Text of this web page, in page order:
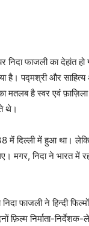
निदा फाजली का देहांत
है। पद्मश्री और
मतलब है स्वर एवं
थे।
में दिल्ली में हुआ था।
मगर, निदा ने भारत
फाजली ने हिन्‍दी
फ़िल्म निर्माता-